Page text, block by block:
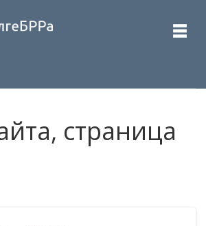
страница